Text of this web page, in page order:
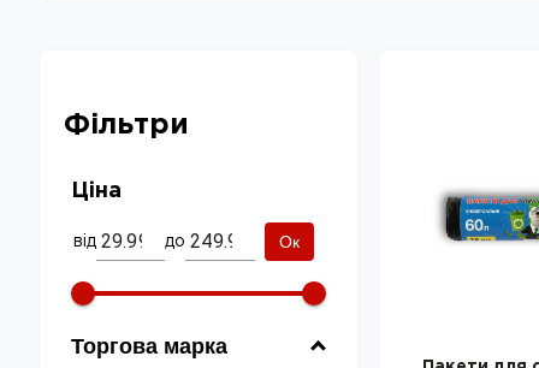
Фільтри
Ціна
від до Ок
Торгова марка